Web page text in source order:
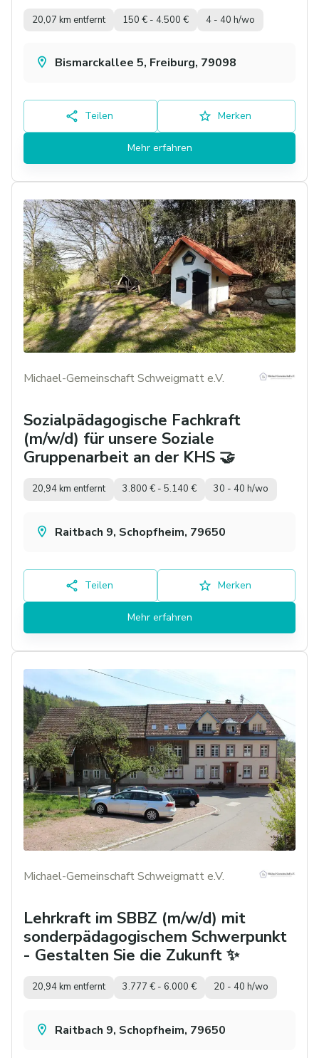
20,07 km entfernt 150 € - 4.500 € 4 - 40 h/wo
Bismarckallee 5, Freiburg, 79098
Teilen Merken
Mehr erfahren
Michael-Gemeinschaft Schweigmatt e.V.
Sozialpädagogische Fachkraft
(m/w/d) für unsere Soziale
Gruppenarbeit an der KHS 🤝
20,94 km entfernt 3.800 € - 5.140 € 30 - 40 h/wo
Raitbach 9, Schopfheim, 79650
Teilen Merken
Mehr erfahren
Michael-Gemeinschaft Schweigmatt e.V.
Lehrkraft im SBBZ (m/w/d) mit
sonderpädagogischem Schwerpunkt
- Gestalten Sie die Zukunft ✨
20,94 km entfernt 3.777 € - 6.000 € 20 - 40 h/wo
Raitbach 9, Schopfheim, 79650